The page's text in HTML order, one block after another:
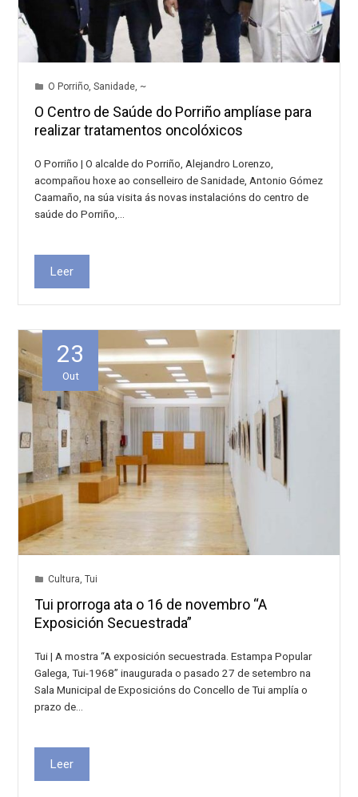
O Porriño,Sanidade, ~
O Centro de Saúde do Porriño amplíase para
realizar tratamentos oncolóxicos
O Porriño | O alcalde do Porriño, Alejandro Lorenzo,
acompañou hoxe ao conselleiro de Sanidade, Antonio Gómez
Caamaño, na súa visita ás novas instalacións do centro de
saúde do Porriño,…
Leer
23
Out
Cultura,Tui
Tui prorroga ata o 16 de novembro “A
Exposición Secuestrada”
Tui | A mostra “A exposición secuestrada. Estampa Popular
Galega, Tui-1968” inaugurada o pasado 27 de setembro na
Sala Municipal de Exposicións do Concello de Tui amplía o
prazo de…
Leer